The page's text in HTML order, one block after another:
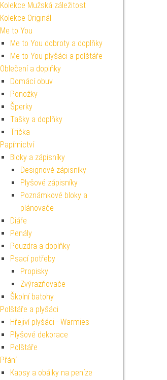
Kolekce Mužská záležitost
Kolekce Originál
Me to You
Me to You dobroty a doplňky
Me to You plyšáci a polštáře
Oblečení a doplňky
Domácí obuv
Ponožky
Šperky
Tašky a doplňky
Trička
Papírnictví
Bloky a zápisníky
Designové zápisníky
Plyšové zápisníky
Poznámkové bloky a
plánovače
Diáře
Penály
Pouzdra a doplňky
Psací potřeby
Propisky
Zvýrazňovače
Školní batohy
Polštáře a plyšáci
Hřejiví plyšáci - Warmies
Plyšové dekorace
Polštáře
Přání
Kapsy a obálky na peníze